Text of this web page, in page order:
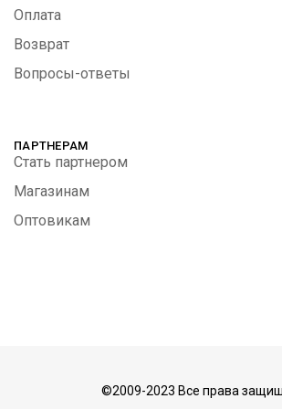
Оплата
Возврат
Вопросы-ответы
ПАРТНЕРАМ
Стать партнером
Магазинам
Оптовикам
©2009-2023 Все права